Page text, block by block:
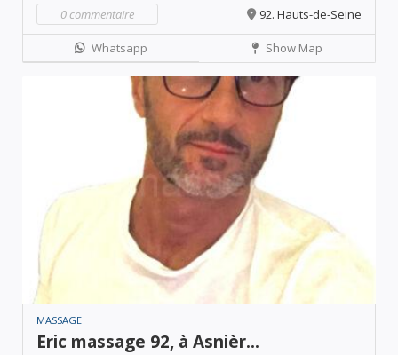
0 commentaire
92. Hauts-de-Seine
Whatsapp Show Map
MASSAGE
Eric massage 92, à Asnièr...